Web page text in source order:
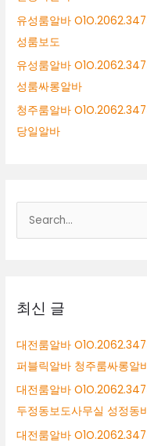
유성룸알바
성룸보도
유성룸알바
성룸싸롱알바
청주룸알바
당일알바
색
최신 글
대전룸알바
퍼블릭알바 청주룸싸롱알
대전룸알바
두정동보도사무실 성정동
대전룸알바